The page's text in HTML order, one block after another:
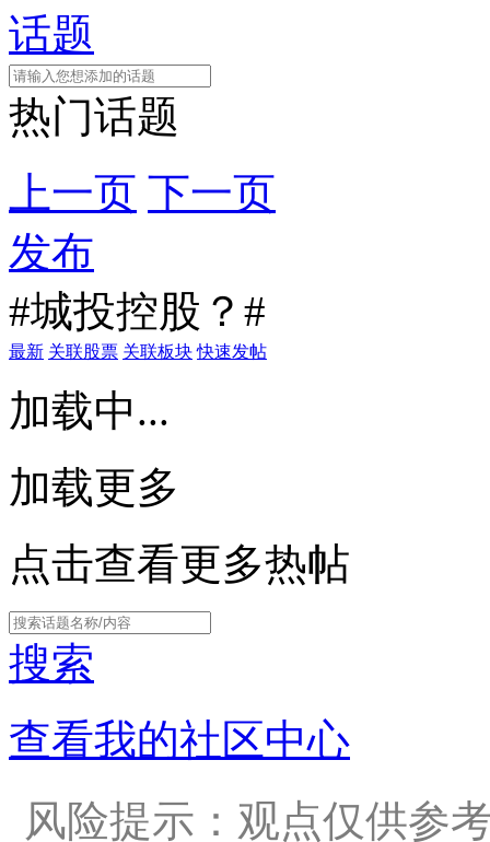
话题
热门话题
上一页 下一页
发布
#城投控股？#
最新 关联股票 关联板块 快速发帖
加载中...
加载更多
点击查看更多热帖
搜索
查看我的社区中心
风险提示：观点仅供参